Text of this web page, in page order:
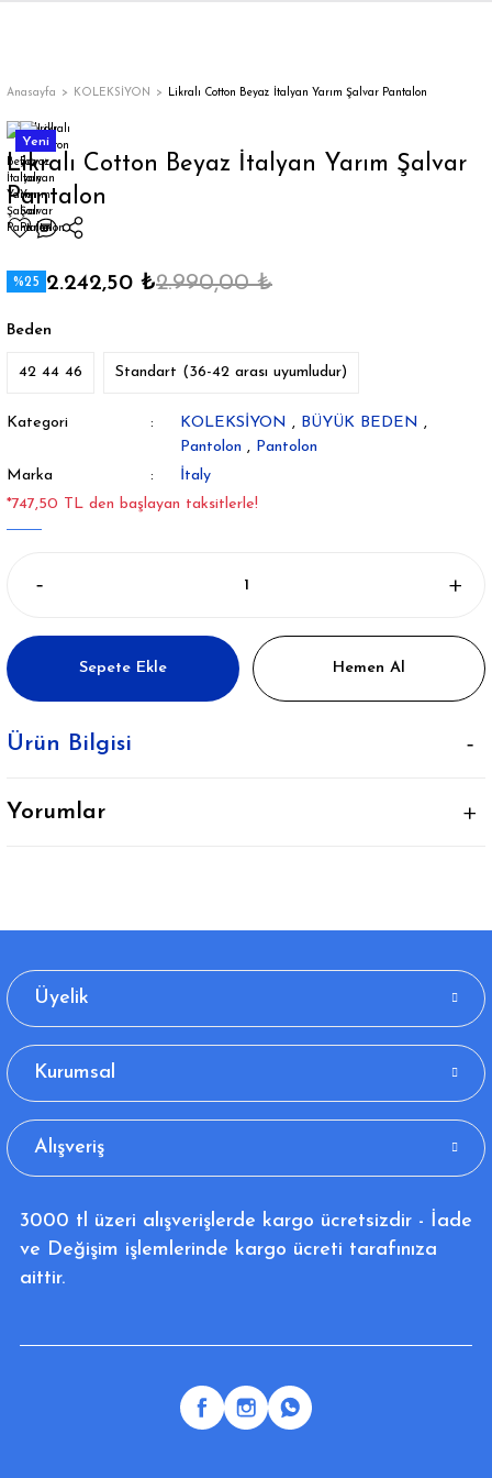
Trençkot
Trençkot
Anasayfa KOLEKSİYON Likralı Cotton Beyaz İtalyan Yarım Şalvar Pantalon
Yeni
Likralı Cotton Beyaz İtalyan Yarım Şalvar
Pantalon
%25 2.242,50 ₺2.990,00 ₺
Beden
42 44 46 Standart (36-42 arası uyumludur)
Kategori KOLEKSİYON , BÜYÜK BEDEN ,
Pantolon , Pantolon
Marka
İtaly
*747,50 TL den başlayan taksitlerle!
Sepete Ekle Hemen Al
Ürün Bilgisi
Yorumlar
Üyelik
Kurumsal
Alışveriş
3000 tl üzeri alışverişlerde kargo ücretsizdir - İade
ve Değişim işlemlerinde kargo ücreti tarafınıza
aittir.